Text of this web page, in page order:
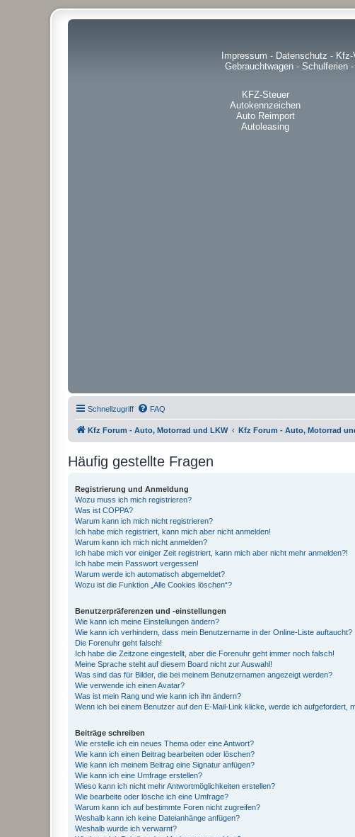
Impressum - Datenschutz -
Gebrauchtwagen - Schulferien -
KFZ-Steuer
Autokennzeichen
Auto Reimport
Autoleasing
Schnellzugriff FAQ
Kfz Forum - Auto, Motorrad und LKW Kfz Forum - Auto, Motorrad
Häufig gestellte Fragen
Registrierung und Anmeldung
Wozu muss ich mich registrieren?
Was ist COPPA?
Warum kann ich mich nicht registrieren?
Ich habe mich registriert, kann mich aber nicht anmelden!
Warum kann ich mich nicht anmelden?
Ich habe mich vor einiger Zeit registriert, kann mich aber nicht mehr anmelden?!
Ich habe mein Passwort vergessen!
Warum werde ich automatisch abgemeldet?
Wozu ist die Funktion „Alle Cookies löschen“?
Benutzerpräferenzen und -einstellungen
Wie kann ich meine Einstellungen ändern?
Wie kann ich verhindern, dass mein Benutzername in der Online-Liste auftaucht?
Die Forenuhr geht falsch!
Ich habe die Zeitzone eingestellt, aber die Forenuhr geht immer noch falsch!
Meine Sprache steht auf diesem Board nicht zur Auswahl!
Was sind das für Bilder, die bei meinem Benutzernamen angezeigt werden?
Wie verwende ich einen Avatar?
Was ist mein Rang und wie kann ich ihn ändern?
Wenn ich bei einem Benutzer auf den E-Mail-Link klicke, werde ich aufgefordert,
Beiträge schreiben
Wie erstelle ich ein neues Thema oder eine Antwort?
Wie kann ich einen Beitrag bearbeiten oder löschen?
Wie kann ich meinem Beitrag eine Signatur anfügen?
Wie kann ich eine Umfrage erstellen?
Wieso kann ich nicht mehr Antwortmöglichkeiten erstellen?
Wie bearbeite oder lösche ich eine Umfrage?
Warum kann ich auf bestimmte Foren nicht zugreifen?
Weshalb kann ich keine Dateianhänge anfügen?
Weshalb wurde ich verwarnt?